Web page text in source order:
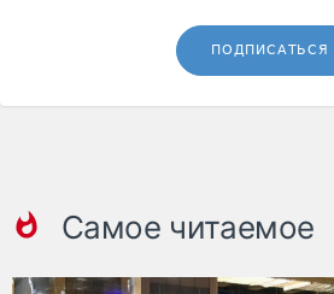
Топливо, масла и
автохимия
ПОДПИСАТЬСЯ
Самое читаемое